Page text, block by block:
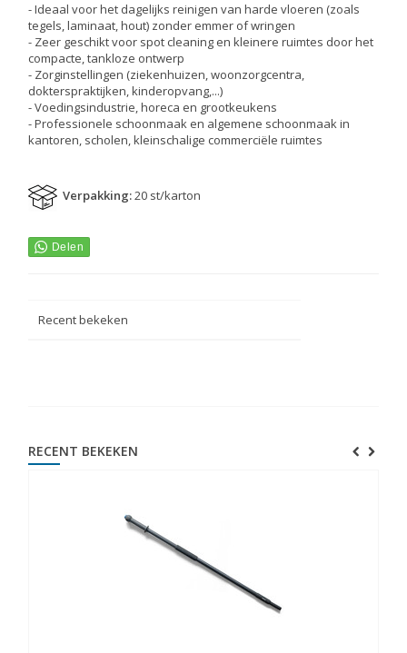
- Ideaal voor het dagelijks reinigen van harde vloeren (zoals
tegels, laminaat, hout) zonder emmer of wringen
- Zeer geschikt voor spot cleaning en kleinere ruimtes door het
compacte, tankloze ontwerp
- Zorginstellingen (ziekenhuizen, woonzorgcentra,
dokterspraktijken, kinderopvang,...)
- Voedingsindustrie, horeca en grootkeukens
- Professionele schoonmaak en algemene schoonmaak in
kantoren, scholen, kleinschalige commerciële ruimtes
Verpakking:20 st/karton
Recent bekeken
RECENT BEKEKEN